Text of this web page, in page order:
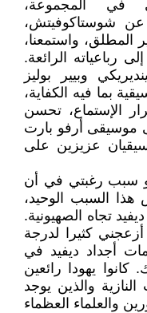
في المجموعة،
عن شوستاكوفيتش،
المطلق، واستمعنا،
رباعياته الرائعة.
وبيير بوليز
بما فيه الكفاية،
الإستماع، تحسن
موسيقى أرفو بارت
عزيزين على
هو سبب رغبتي في أن
هذا السبب الوحيد،
تجاه الصهيونية.
كثيرا لدرجة
أجداد ديفيد في
كانوا يهودا رائعين
والذين يوجد
والعلماء العظماء